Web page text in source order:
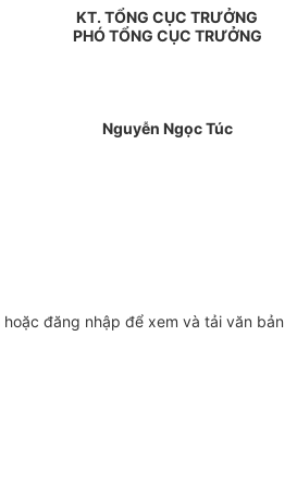
KT. TỔNG CỤC TRƯỞNG
PHÓ TỔNG CỤC TRƯỞNG
Nguyễn Ngọc Túc
hoặc đăng nhập để xem và tải văn bản